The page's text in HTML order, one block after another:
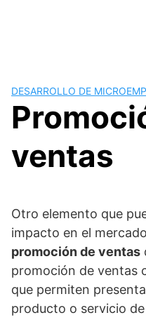
DESARROLLO DE
ventas
Otro elemento que
impacto en el
promoción de ventas
promoción de ventas
que permiten
producto o servicio